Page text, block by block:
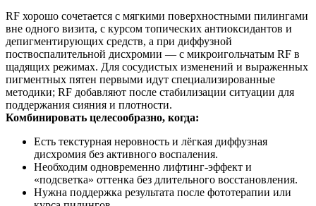
RF хорошо сочетается с мягкими поверхностными пилингами
вне одного визита, с курсом топических антиоксидантов и
депигментирующих средств, а при диффузной
поствоспалительной дисхромии — с микроигольчатым RF в
щадящих режимах. Для сосудистых изменений и выраженных
пигментных пятен первыми идут специализированные
методики; RF добавляют после стабилизации ситуации для
поддержания сияния и плотности.
Комбинировать целесообразно, когда:
Есть текстурная неровность и лёгкая диффузная
дисхромия без активного воспаления.
Необходим одновременно лифтинг‑эффект и
«подсветка» оттенка без длительного восстановления.
Нужна поддержка результата после фототерапии или